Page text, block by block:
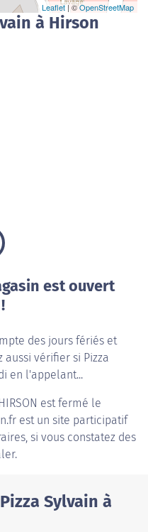
Leaflet| ©OpenStreetMap
à Hirson
est ouvert
des jours fériés et
aussi vérifier si Pizza
en l'appelant...
est fermé le
est un site participatif
si vous constatez des
Sylvain à